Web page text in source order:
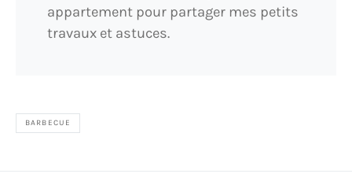
appartement pour partager mes petits
travaux et astuces.
BARBECUE